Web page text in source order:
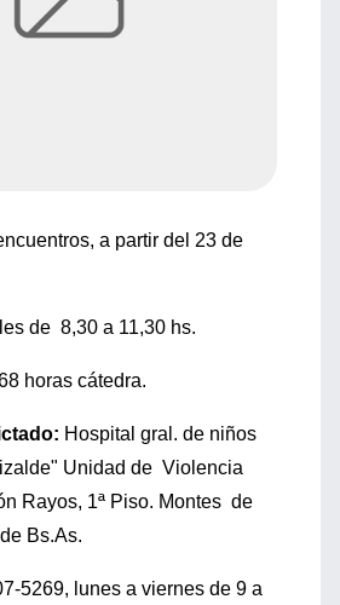
a partir del 23 de
de 8,30 a 11,30 hs.
horas cátedra.
Hospital gral. de niños
Unidad de Violencia
Rayos, 1ª Piso. Montes de
Bs.As.
5269, lunes a viernes de 9 a